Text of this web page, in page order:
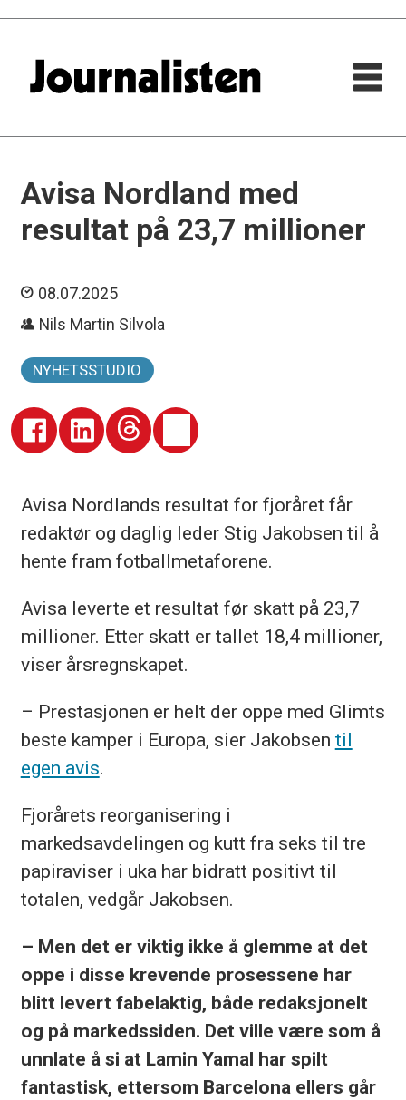
Avisa Nordland med
resultat på 23,7 millioner
08.07.2025
Nils Martin Silvola
NYHETSSTUDIO
Avisa Nordlands resultat for fjoråret får
redaktør og daglig leder Stig Jakobsen til å
hente fram fotballmetaforene.
Avisa leverte et resultat før skatt på 23,7
millioner. Etter skatt er tallet 18,4 millioner,
viser årsregnskapet.
– Prestasjonen er helt der oppe med Glimts
beste kamper i Europa, sier Jakobsen til
egen avis.
Fjorårets reorganisering i
markedsavdelingen og kutt fra seks til tre
papiraviser i uka har bidratt positivt til
totalen, vedgår Jakobsen.
– Men det er viktig ikke å glemme at det
oppe i disse krevende prosessene har
blitt levert fabelaktig, både redaksjonelt
og på markedssiden. Det ville være som å
unnlate å si at Lamin Yamal har spilt
fantastisk, ettersom Barcelona ellers går